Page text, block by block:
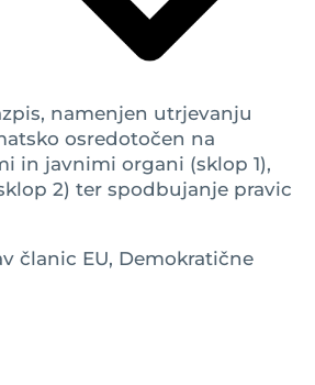
namenjen utrjevanju
osredotočen na
in javnimi organi (sklop 1),
2) ter spodbujanje pravic
članic EU, Demokratične